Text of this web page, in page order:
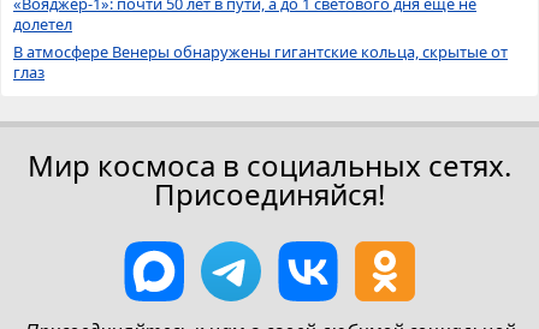
долетел
В атмосфере Венеры обнаружены гигантские кольца, скрытые от
глаз
Мир космоса в социальных сетях.
Присоединяйся!